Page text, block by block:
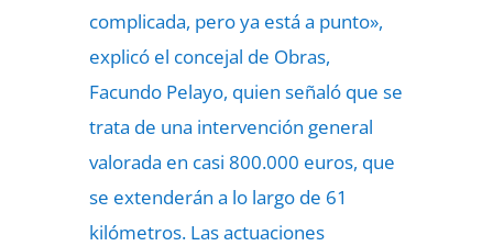
complicada, pero ya está a punto»,
explicó el concejal de Obras,
Facundo Pelayo, quien señaló que se
trata de una intervención general
valorada en casi 800.000 euros, que
se extenderán a lo largo de 61
kilómetros. Las actuaciones